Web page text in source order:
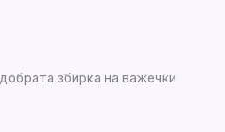
збирка на важечки